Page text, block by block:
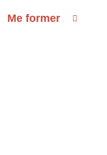
Me former